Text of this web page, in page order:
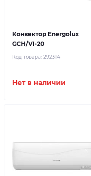
Конвектор Energolux
GCH/VI-20
Код товара: 292314
Нет в наличии